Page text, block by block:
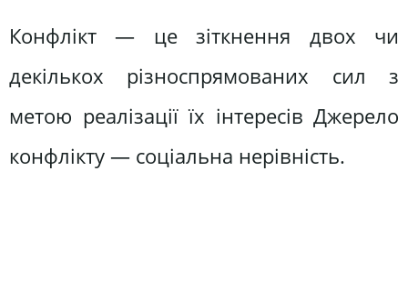
Конфлікт — це зіткнення двох чи
декількох різноспрямованих сил з
метою реалізації їх інтересів Джерело
конфлікту — соціальна нерівність.